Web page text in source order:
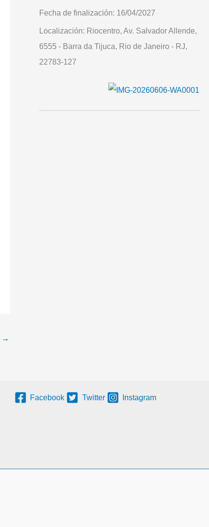
→
Fecha de finalización: 16/04/2027
Localización: Riocentro, Av. Salvador Allende,
6555 - Barra da Tijuca, Rio de Janeiro - RJ,
22783-127
Facebook Twitter Instagram